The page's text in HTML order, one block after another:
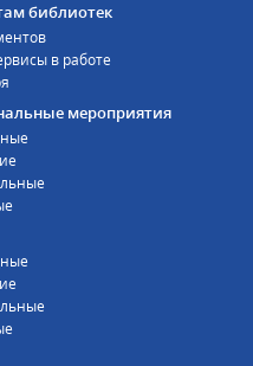
библиотек
в работе
мероприятия